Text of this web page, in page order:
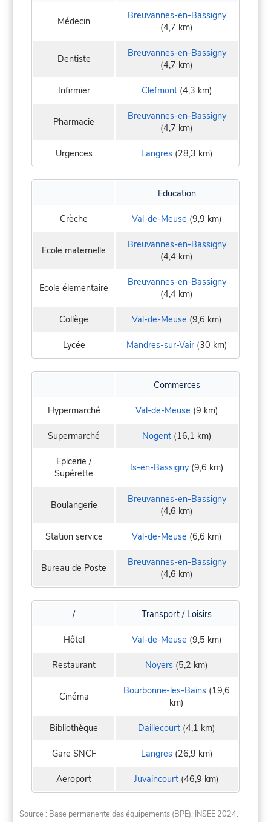
Médecin
Breuvannes-en-Bassigny
(4,7 km)
Dentiste
Breuvannes-en-Bassigny
(4,7 km)
Infirmier Clefmont(4,3 km)
Pharmacie
Breuvannes-en-Bassigny
(4,7 km)
Urgences Langres(28,3 km)
Education
Crèche Val-de-Meuse (9,9 km)
Ecole maternelle
Breuvannes-en-Bassigny
(4,4 km)
Ecole élementaire
Breuvannes-en-Bassigny
(4,4 km)
Collège Val-de-Meuse (9,6 km)
Lycée Mandres-sur-Vair(30 km)
Commerces
Hypermarché Val-de-Meuse (9 km)
Supermarché Nogent(16,1 km)
Epicerie /
Supérette
Is-en-Bassigny(9,6 km)
Boulangerie
Breuvannes-en-Bassigny
(4,6 km)
Station service Val-de-Meuse (6,6 km)
Bureau de Poste
Breuvannes-en-Bassigny
(4,6 km)
/ Transport / Loisirs
Hôtel Val-de-Meuse (9,5 km)
Restaurant Noyers (5,2 km)
Cinéma Bourbonne-les-Bains (19,6
km)
Bibliothèque Daillecourt (4,1 km)
Gare SNCF Langres(26,9 km)
Aeroport Juvaincourt (46,9 km)
Source : Base permanente des équipements (BPE), INSEE 2024.